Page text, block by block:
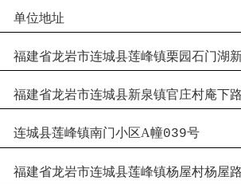
位地址
福建省龙岩市连城县莲峰镇栗园石门湖
福建省龙岩市连城县新泉镇官庄村庵下路
连城县莲峰镇南门小区A幢039号
福建省龙岩市连城县莲峰镇杨屋村杨屋路